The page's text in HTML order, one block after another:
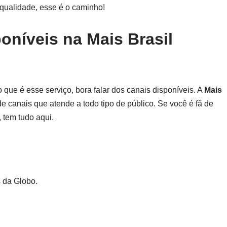
esse é o caminho!
na Mais Brasil
é esse serviço, bora falar dos canais disponíveis. A Mais
canais que atende a todo tipo de público. Se você é fã de
tudo aqui.
da Globo.